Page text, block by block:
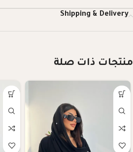
Shipping & Delivery
منتجات ذات صلة